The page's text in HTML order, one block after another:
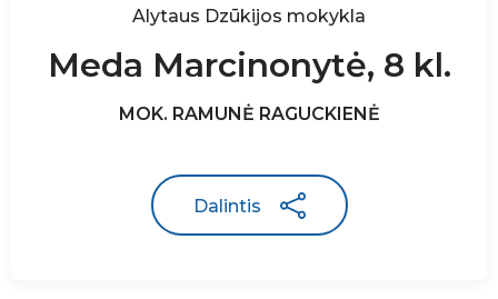
Alytaus Dzūkijos mokykla
Meda Marcinonytė, 8 kl.
MOK. RAMUNĖ RAGUCKIENĖ
Dalintis